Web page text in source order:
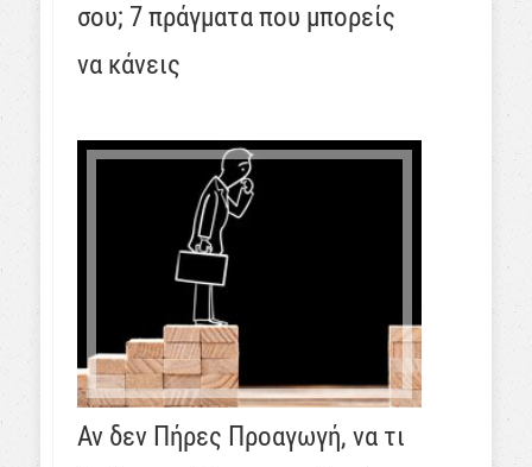
σου; 7 πράγματα που μπορείς
να κάνεις
Αν δεν Πήρες Προαγωγή, να τι